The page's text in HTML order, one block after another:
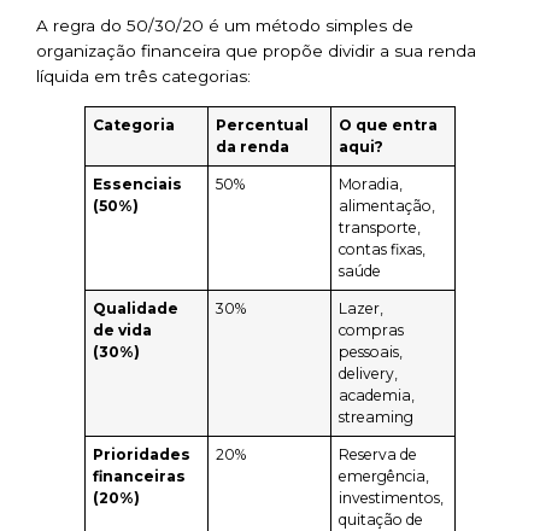
A regra do 50/30/20 é um método simples de
organização financeira que propõe dividir a sua renda
líquida em três categorias:
Categoria
Percentual
da renda
O que entra
aqui?
Essenciais
(50%)
50%
Moradia,
alimentação,
transporte,
contas fixas,
saúde
Qualidade
de vida
(30%)
30%
Lazer,
compras
pessoais,
delivery,
academia,
streaming
Prioridades
financeiras
(20%)
20%
Reserva de
emergência,
investimentos,
quitação de